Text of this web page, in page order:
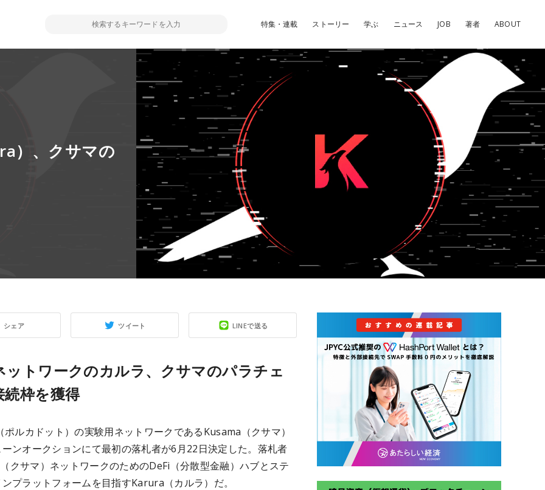
特集・連載 ストーリー 学ぶ ニュース JOB 著者 ABOUT
）、クサマの
シェア ツイート LINEで送る
ットワークのカルラ、クサマのパラチェ
続枠を獲得
ルカドット）の実験用ネットワークであるKusama（クサマ）
ンオークションにて最初の落札者が6月22日決定した。落札者
クサマ）ネットワークのためのDeFi（分散型金融）ハブとステ
プラットフォームを目指すKarura（カルラ）だ。